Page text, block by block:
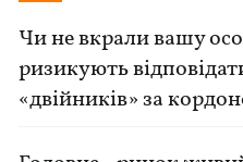
Чи не вкрали вашу
ризикують
«двійників» за